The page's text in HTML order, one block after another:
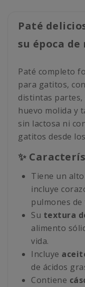
Paté
su época
Paté completo
para gatitos,
distintas partes,
huevo molida y
sin lactosa ni
gatitos desde
✨
Tiene un
incluye
pulmones
Su textura
alimento
vida.
Incluye
de ácidos
Contiene